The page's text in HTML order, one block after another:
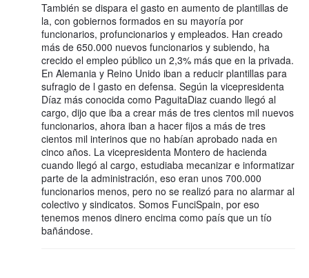
También se dispara el gasto en aumento de plantillas de
la, con gobiernos formados en su mayoría por
funcionarios, profuncionarios y empleados. Han creado
más de 650.000 nuevos funcionarios y subiendo, ha
crecido el empleo público un 2,3% más que en la privada.
En Alemania y Reino Unido iban a reducir plantillas para
sufragio de l gasto en defensa. Según la vicepresidenta
Díaz más conocida como PaguitaDiaz cuando llegó al
cargo, dijo que iba a crear más de tres cientos mil nuevos
funcionarios, ahora iban a hacer fijos a más de tres
cientos mil interinos que no habían aprobado nada en
cinco años. La vicepresidenta Montero de hacienda
cuando llegó al cargo, estudiaba mecanizar e informatizar
parte de la administración, eso eran unos 700.000
funcionarios menos, pero no se realizó para no alarmar al
colectivo y sindicatos. Somos FunciSpain, por eso
tenemos menos dinero encima como país que un tío
bañándose.